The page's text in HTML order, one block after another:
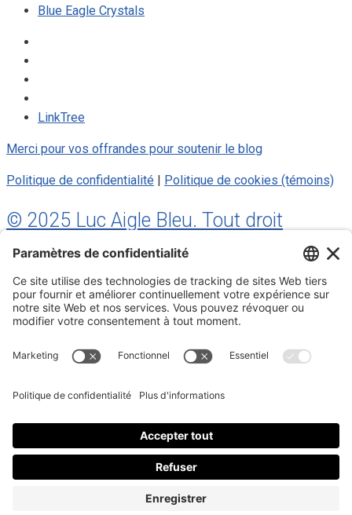
Blue Eagle Crystals
LinkTree
Merci pour vos offrandes pour soutenir le blog
Politique de confidentialité | Politique de cookies (témoins)
© 2025 Luc Aigle Bleu. Tout droit
réservé.
S'inscrire à mon Infolettre
En m’inscrivant à l’infolettre, j’accepte
confidentialité